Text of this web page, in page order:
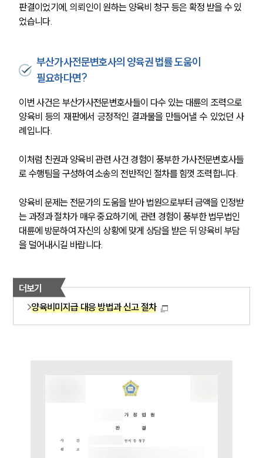
그룹소개
그룹소개
글로벌 파트너 로펌
고객의 소리
AI대륜
업무사례
법률지식인
고객후기
전체
상속재산계산기(법정상속분)
구성원 소개
판결이었기에, 의뢰인이 원하는 양육비 청구 등은 확정 받을 수 있
었습니다.
부산가사전문변호사의 양육권 법률 도움이
필요하다면?
이번 사건은 부산가사전문변호사들이 다수 있는 대륜의 조력으로
양육비 등의 재판에서 긍정적인 결과물을 만들어낼 수 있었던 사
례입니다.
이처럼 친권과 양육비 관련 사건 경험이 풍부한 가사전문변호사들
로 수행팀을 구성하여 소송의 전반적인 절차를 힘껏 조력합니다.
양육비 문제는 전문가의 도움을 받아 법원으로부터 금액을 인정받
는 과정과 절차가 매우 중요하기에, 관련 경험이 풍부한 법무법인
대륜에 방문하여 자신의 상황에 맞게 상담을 받은 뒤 양육비 부담
을 덜어내시길 바랍니다.
더보기
양육비미지급 대응 방법과 신고 절차